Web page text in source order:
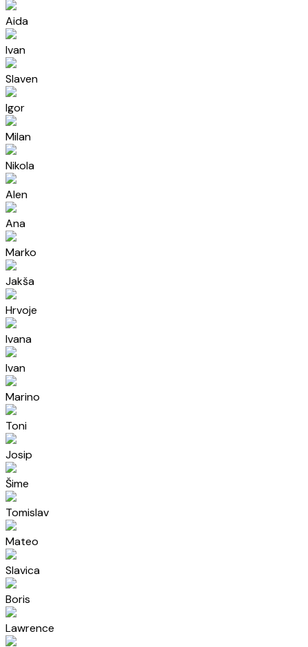
Aida
Ivan
Slaven
Igor
Milan
Nikola
Alen
Ana
Marko
Jakša
Hrvoje
Ivana
Ivan
Marino
Toni
Josip
Šime
Tomislav
Mateo
Slavica
Boris
Lawrence